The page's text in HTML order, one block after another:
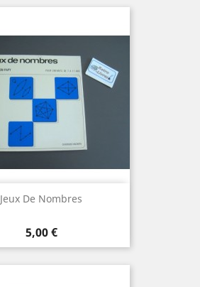
Jeux De Nombres
Prix
5,00 €